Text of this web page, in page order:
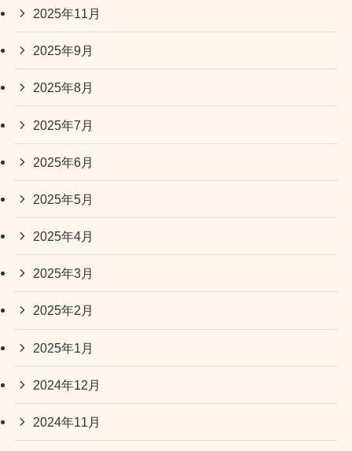
2025年11月
2025年9月
2025年8月
2025年7月
2025年6月
2025年5月
2025年4月
2025年3月
2025年2月
2025年1月
2024年12月
2024年11月